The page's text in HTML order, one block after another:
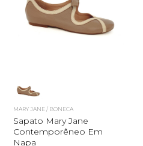
MARY JANE / BONECA
Sapato Mary Jane
Contemporêneo Em
Napa